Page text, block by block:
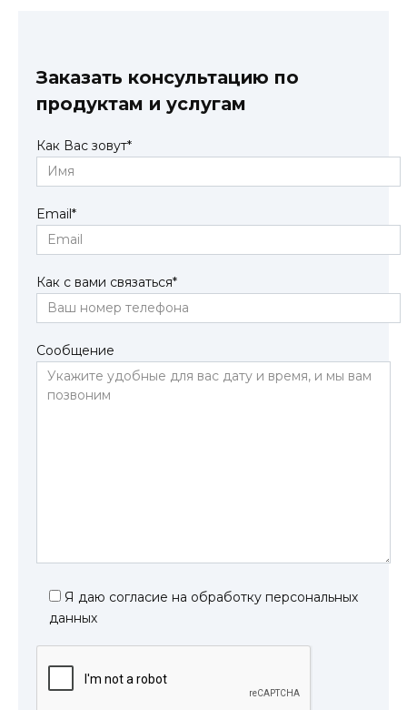
Заказать консультацию по
продуктам и услугам
Как Вас зовут*
Email*
Как с вами связаться*
Сообщение
Я даю согласие на обработку персональных
данных